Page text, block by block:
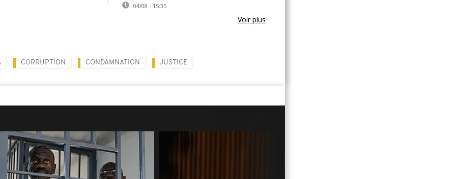
04/08 - 15:35
Voir plus
CORRUPTION CONDAMNATION JUSTICE